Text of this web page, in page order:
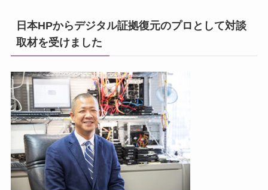
日本HPからデジタル証拠復元のプロとして対談
取材を受けました